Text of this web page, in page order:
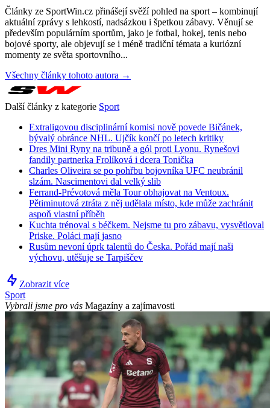
Články ze SportWin.cz přinášejí svěží pohled na sport – kombinují
aktuální zprávy s lehkostí, nadsázkou i špetkou zábavy. Věnují se
především populárním sportům, jako je fotbal, hokej, tenis nebo
bojové sporty, ale objevují se i méně tradiční témata a kuriózní
momenty ze světa sportovního...
Všechny články tohoto autora →
Další články z kategorie Sport
Extraligovou disciplinární komisi nově povede Bičánek,
bývalý obránce NHL. Ujčík končí po letech kritiky
Dres Mini Ryny na tribuně a gól proti Lyonu. Rynešovi
fandily partnerka Frolíková i dcera Tonička
Charles Oliveira se po pohřbu bojovníka UFC neubránil
slzám. Nascimentovi dal velký slib
Ferrand-Prévotová měla Tour obhajovat na Ventoux.
Pětiminutová ztráta z něj udělala místo, kde může zachránit
aspoň vlastní příběh
Kuchta trénoval s béčkem. Nejsme tu pro zábavu, vysvětloval
Priske. Poláci mají jasno
Rusům nevoní úprk talentů do Česka. Pořád mají naši
výchovu, utěšuje se Tarpiščev
Zobrazit více
Sport
Vybrali jsme pro vás Magazíny a zajímavosti